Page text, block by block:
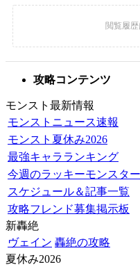
攻略コンテンツ
モンスト最新情報
モンストニュース速報
モンスト夏休み2026
最強キャラランキング
今週のラッキーモンスター
スケジュール＆記事一覧
攻略フレンド募集掲示板
新轟絶
ヴェイン 轟絶の攻略
夏休み2026